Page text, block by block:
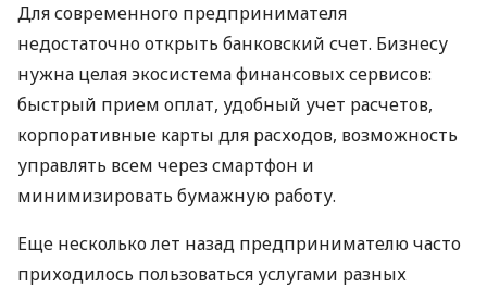
Для современного предпринимателя
недостаточно открыть банковский счет. Бизнесу
нужна целая экосистема финансовых сервисов:
быстрый прием оплат, удобный учет расчетов,
корпоративные карты для расходов, возможность
управлять всем через смартфон и
минимизировать бумажную работу.
Еще несколько лет назад предпринимателю часто
приходилось пользоваться услугами разных